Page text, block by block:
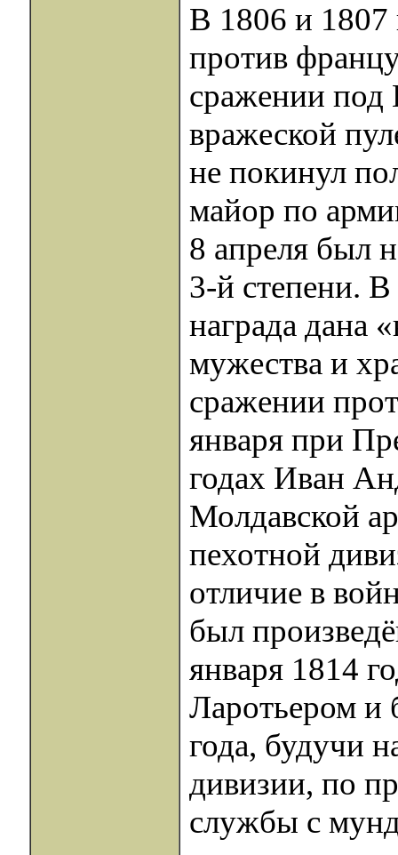
В 1806 и 1807
против
сражении под
вражеской
не покинул
майор по
8 апреля был
3-й степени. В
награда дана
мужества и
сражении
января при
годах Иван
Молдавской
пехотной
отличие в
был
января 1814
Ларотьером и
года, будучи
дивизии, по
службы с